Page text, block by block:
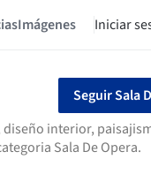
Imágenes Iniciar
Seguir Sala
interior,
Sala De Opera.